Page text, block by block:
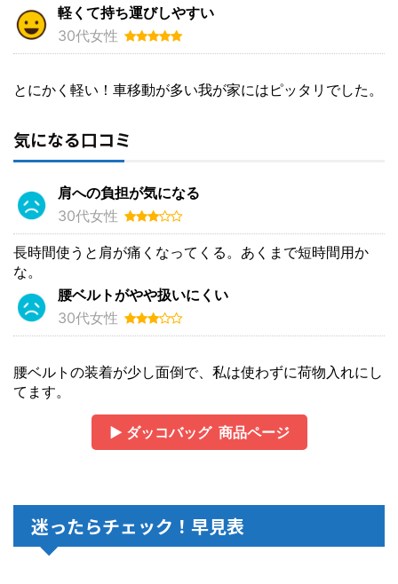
軽くて持ち運びしやすい
30代女性
とにかく軽い！車移動が多い我が家にはピッタリでした。
気になる口コミ
肩への負担が気になる
30代女性
長時間使うと肩が痛くなってくる。あくまで短時間用か
な。
腰ベルトがやや扱いにくい
30代女性
腰ベルトの装着が少し面倒で、私は使わずに荷物入れにし
てます。
▶ ダッコバッグ 商品ページ
迷ったらチェック！早見表